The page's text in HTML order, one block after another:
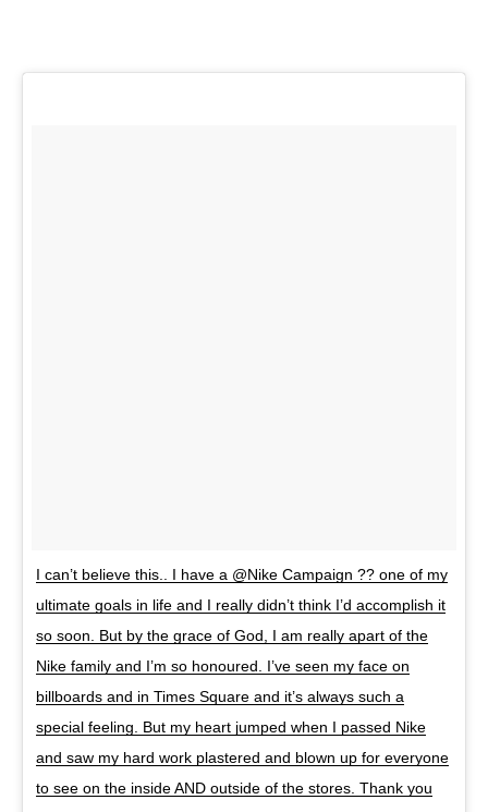
I can’t believe this.. I have a @Nike Campaign ?? one of my
ultimate goals in life and I really didn’t think I’d accomplish it
so soon. But by the grace of God, I am really apart of the
Nike family and I’m so honoured. I’ve seen my face on
billboards and in Times Square and it’s always such a
special feeling. But my heart jumped when I passed Nike
and saw my hard work plastered and blown up for everyone
to see on the inside AND outside of the stores. Thank you